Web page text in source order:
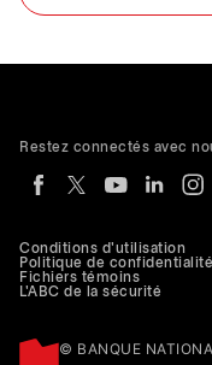
Conditions d'utilisation
Politique de confidentialité
Fichiers témoins
L'ABC de la sécurité
© BANQUE
Restez connectés avec